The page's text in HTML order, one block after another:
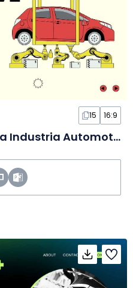
15 16:9
Plan de Marketing de la Industria Automotriz Moderno en Diapositivas